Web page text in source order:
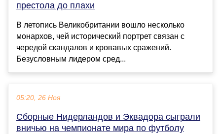
престола до плахи
В летопись Великобритании вошло несколько
монархов, чей исторический портрет связан с
чередой скандалов и кровавых сражений.
Безусловным лидером сред...
05:20, 26 Ноя
Сборные Нидерландов и Эквадора сыграли
вничью на чемпионате мира по футболу